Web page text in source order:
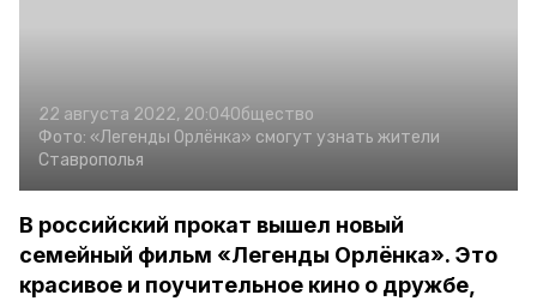
22 августа 2022, 20:04Общество
Фото: «Легенды Орлёнка» смогут узнать жители
Ставрополья
В российский прокат вышел новый
семейный фильм «Легенды Орлёнка». Это
красивое и поучительное кино о дружбе,